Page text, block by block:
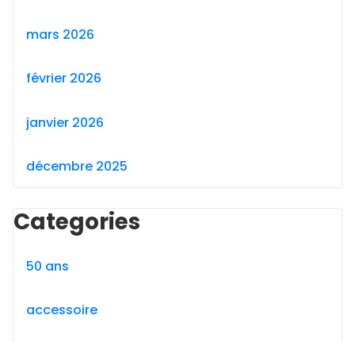
mars 2026
février 2026
janvier 2026
décembre 2025
Categories
50 ans
accessoire